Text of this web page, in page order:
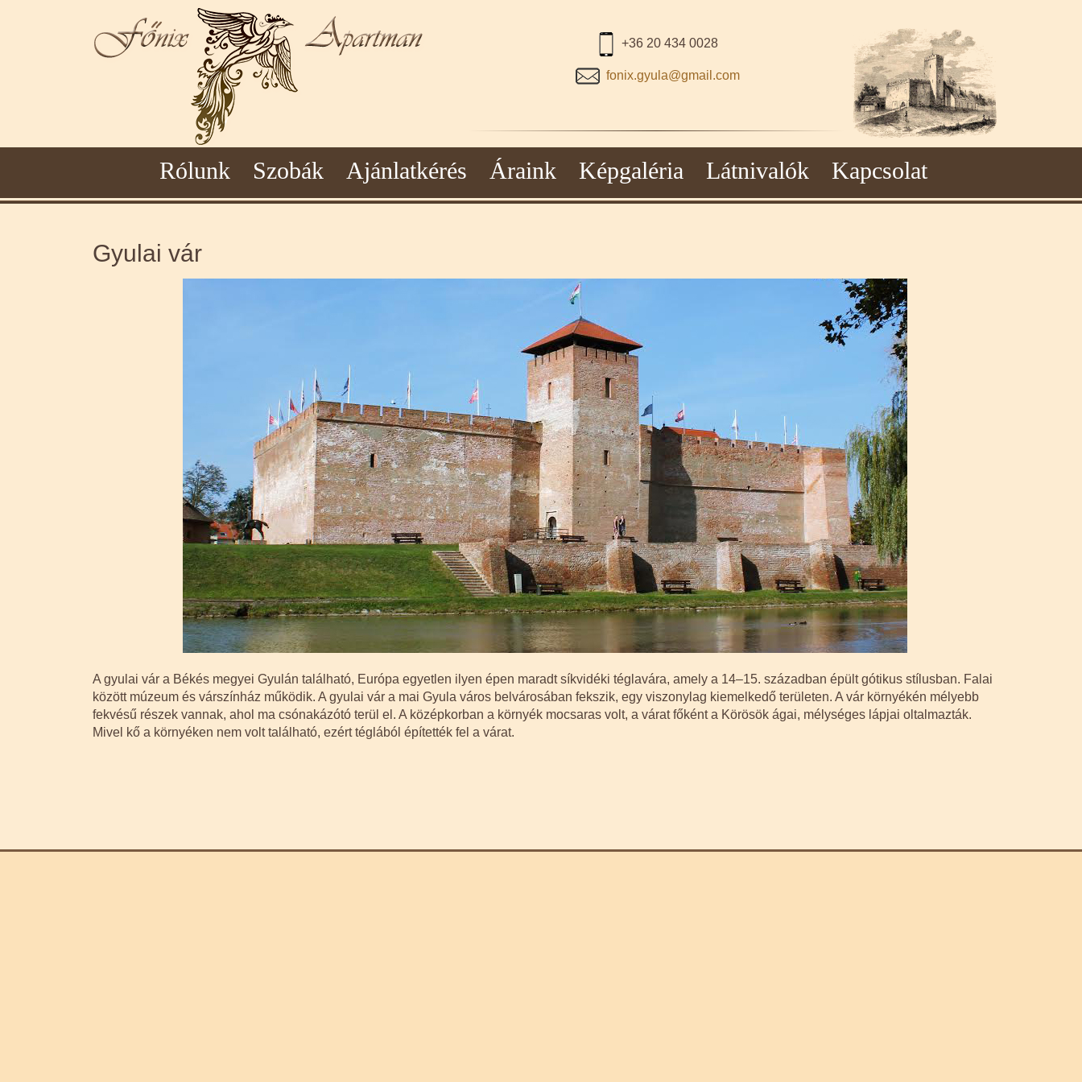
+36 20 434 0028
fonix.gyula@gmail.com
Rólunk Szobák Ajánlatkérés Áraink Képgaléria Látnivalók Kapcsolat
Gyulai vár
A gyulai vár a Békés megyei Gyulán található, Európa egyetlen ilyen épen maradt síkvidéki téglavára, amely a 14–15. században épült gótikus stílusban. Falai
között múzeum és várszínház működik. A gyulai vár a mai Gyula város belvárosában fekszik, egy viszonylag kiemelkedő területen. A vár környékén mélyebb
fekvésű részek vannak, ahol ma csónakázótó terül el. A középkorban a környék mocsaras volt, a várat főként a Körösök ágai, mélységes lápjai oltalmazták.
Mivel kő a környéken nem volt található, ezért téglából építették fel a várat.